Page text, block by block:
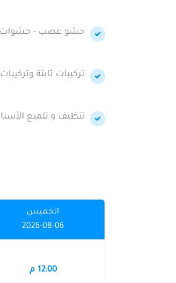
حشو عصب - حشوات
تركيبات ثابتة
تنظيف و تلميع
الخميس
2026-08-06
12:00 م